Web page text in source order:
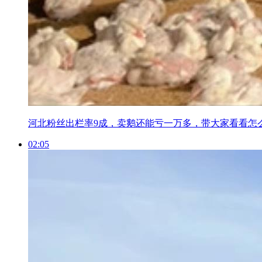
河北粉丝出栏率9成，卖鹅还能亏一万多，带大家看看怎
02:05